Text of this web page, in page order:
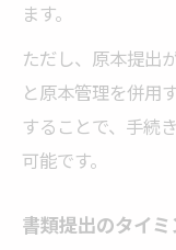
ます。
ただし、原本提出
と原本管理を併用
することで、手続
可能です。
書類提出のタイ